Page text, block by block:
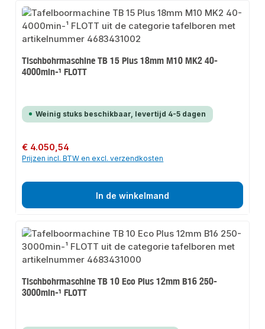
Tischbohrmaschine TB 15 Plus 18mm M10 MK2 40-
4000min-¹ FLOTT
Weinig stuks beschikbaar, levertijd 4-5 dagen
Normale prijs:
€ 4.050,54
Prijzen incl. BTW en excl. verzendkosten
In de winkelmand
Tischbohrmaschine TB 10 Eco Plus 12mm B16 250-
3000min-¹ FLOTT